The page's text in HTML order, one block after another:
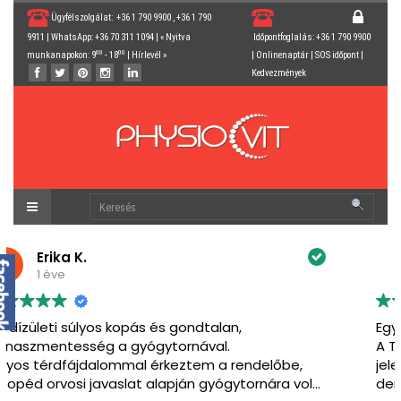
Ügyfélszolgálat: +36 1 790 9900 , +36 1 790
9911 | WhatsApp: +36 70 311 1094 | « Nyitva
munkanapokon: 900 - 1800 Hírlevél »
Időpontfoglalás: +36 1 790 9900
Onlinenaptár| SOS időpont|
Kedvezmények
Judit Szalai
Egy hely, ahol tényleg segítenek.
A TV2 Mokka Országos Gerincprogram interjú után
jelentkeztem Ildikóékhoz. Rendszeres
derékfájdalmam nehezítette az edzéseimet, és